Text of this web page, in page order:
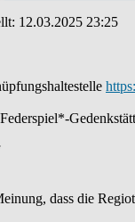
12.03.2025 23:25
dass die